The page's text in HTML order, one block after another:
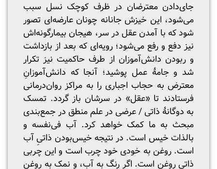
جای‌دادن معترضان در ظرف کوچک نسل سبب
می‌شود، این خیزش جانانه چونان عارضه‌ای تصور
شود که با آمدن عقل در سر، هیجان بیمارگونه‌اش
نیز دفع و رفع می‌شود؛ رویه‌ای که بعد از بازداشت
و ربودن دانش‌آموزان از طرف حاکمیت نیز تکرار
شد و جامۀ عمل پوشید؛ آنجا که دانش‌آموزانِ
معترض به حجاب اجباری را به مراکز روان‌درمانی
فرستادند تا «عقل» در سرشان باز گردد. تمسک
به دوگانۀ ذاتی / عرضی در علم منطق در جمع‌بندی
مبحث به ما کمک خواهد کرد. آب فی‌نفسه و
بالذات خیس است. در نتیجه خیس‌بودن ذاتیِ آب
است. روغن به خودی خود چرب است و این چربی
ذاتیِ روغن است. اگر رنگ به آب، و نمک به روغن